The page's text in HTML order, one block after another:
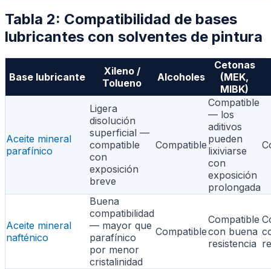
Tabla 2: Compatibilidad de bases
lubricantes con solventes de pintura
Base lubricante
Xileno /
Tolueno
Alcoholes
Cetonas
(MEK,
MIBK)
Aceite mineral
parafínico
Ligera
disolución
superficial —
compatible
con
exposición
breve
Compatible
Compatible
— los
aditivos
pueden
lixiviarse
con
exposición
prolongada
Aceite mineral
nafténico
Buena
compatibilidad
— mayor que
parafínico
por menor
cristalinidad
Compatible
Compatible
con buena
resistencia